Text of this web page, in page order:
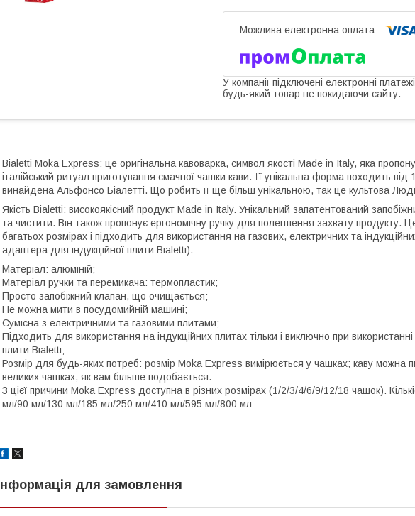
У компанії підключені електронні
будь-який товар не покидаючи сайту.
Bialetti Moka Express: це оригінальна кавоварка, символ якості Made in Italy, яка
італійський ритуал приготування смачної чашки кави. Її унікальна форма походить
винайдена Альфонсо Біалетті. Що робить її ще більш унікальною, так це культова
Якість Bialetti: високоякісний продукт Made in Italy. Унікальний запатентований
та чистити. Він також пропонує ергономічну ручку для полегшення захвату продукту.
багатьох розмірах і підходить для використання на газових, електричних та
адаптера для індукційної плити Bialetti).
Матеріал: алюміній;
Матеріал ручки та перемикача: термопластик;
Просто запобіжний клапан, що очищається;
Не можна мити в посудомийній машині;
Сумісна з електричними та газовими плитами;
Підходить для використання на індукційних плитах тільки і виключно при
плити Bialetti;
Розмір для будь-яких потреб: розмір Moka Express вимірюється у чашках; каву можна
великих чашках, як вам більше подобається.
З цієї причини Moka Express доступна в різних розмірах (1/2/3/4/6/9/12/18 чашок).
мл/90 мл/130 мл/185 мл/250 мл/410 мл/595 мл/800 мл
Інформація для замовлення